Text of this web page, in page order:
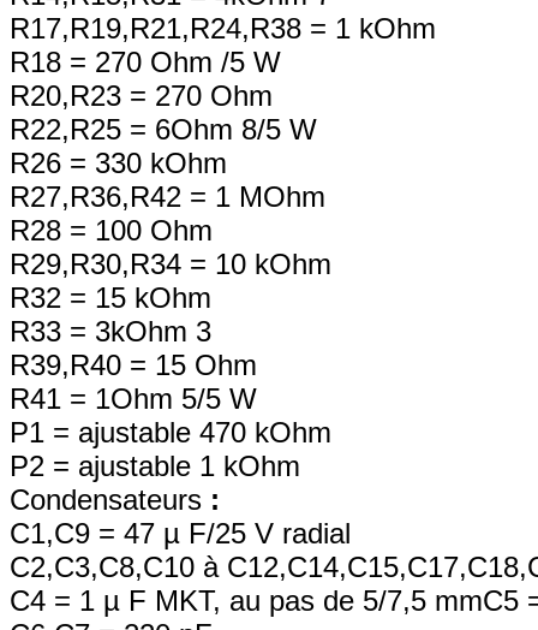
R17,R19,R21,R24,R38 = 1 kOhm
R18 = 270 Ohm /5 W
R20,R23 = 270 Ohm
R22,R25 = 6Ohm 8/5 W
R26 = 330 kOhm
R27,R36,R42 = 1 MOhm
R28 = 100 Ohm
R29,R30,R34 = 10 kOhm
R32 = 15 kOhm
R33 = 3kOhm 3
R39,R40 = 15 Ohm
R41 = 1Ohm 5/5 W
P1 = ajustable 470 kOhm
P2 = ajustable 1 kOhm
Condensateurs :
C1,C9 = 47 µ F/25 V radial
C2,C3,C8,C10 à
C4 = 1 µ F MKT, au pas de 5/7,5 mmC5